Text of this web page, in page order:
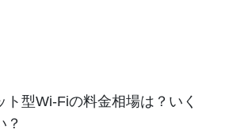
ト型Wi-Fiの料金相場は？いく
？